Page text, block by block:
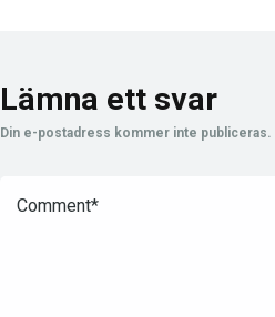
Lämna ett svar
Din e-postadress kommer inte publiceras.